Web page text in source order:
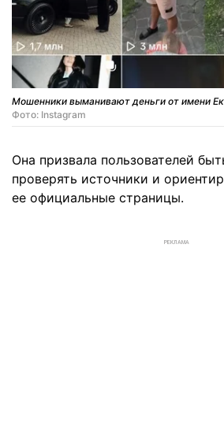
Мошенники выманивают деньги от имени
Фото: Instagram
Она призвала пользователей
проверять источники и
ее официальные страницы.
РЕКЛАМА